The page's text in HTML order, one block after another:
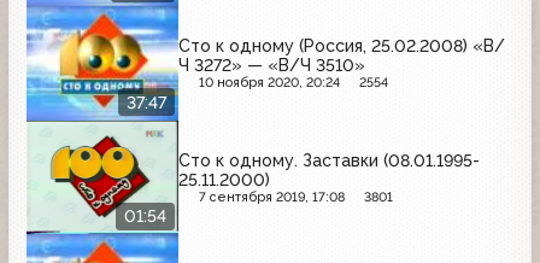
37:47
Сто к одному (Россия, 25.02.2008) «В/
Ч 3272» — «В/Ч 3510»
10 ноября 2020, 20:24 2554
01:54
Сто к одному. Заставки (08.01.1995-
25.11.2000)
7 сентября 2019, 17:08 3801